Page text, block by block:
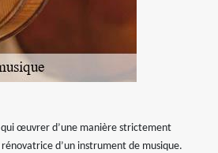
œuvrer d’une manière strictement
d’un instrument de musique.